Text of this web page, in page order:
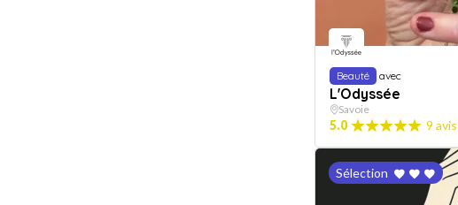
Beauté avec
L'Odyssée
Savoie
5.0 9 avis
Sélection